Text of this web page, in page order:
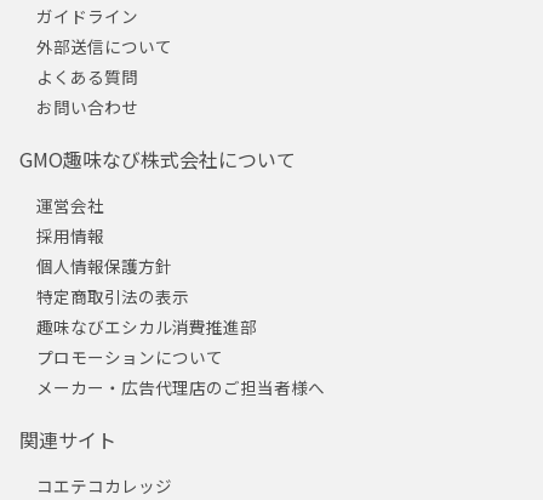
ガイドライン
外部送信について
よくある質問
お問い合わせ
GMO趣味なび株式会社について
運営会社
採用情報
個人情報保護方針
特定商取引法の表示
趣味なびエシカル消費推進部
プロモーションについて
メーカー・広告代理店のご担当者様へ
関連サイト
コエテコカレッジ